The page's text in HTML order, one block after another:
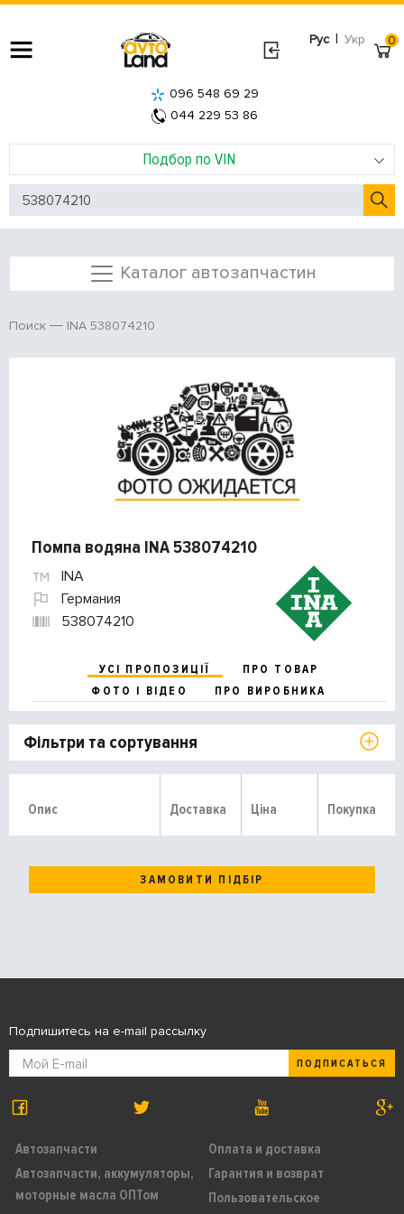
Рус | Укр
Подбор по VIN
096 548 69 29
044 229 53 86
0
Каталог автозапчастин
Поиск INA 538074210
Помпа водяна INA 538074210
INA
Германия
538074210
УСІ ПРОПОЗИЦІЇ
ПРО ТОВАР
ФОТО І ВІДЕО
ПРО ВИРОБНИКА
Фільтри та сортування
Опис Доставка Ціна Покупка
ЗАМОВИТИ ПІДБІР
Автозапчасти
Автозапчасти, аккумуляторы,
моторные масла ОПТом
Оплата и доставка
Гарантия и возврат
Пользовательское
Подпишитесь на e-mail рассылку
ПОДПИСАТЬСЯ